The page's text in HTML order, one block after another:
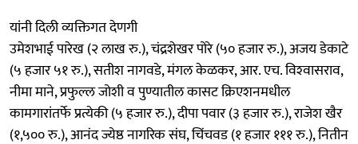
यांनी दिली व्यक्तिगत देणगी
उमेशभाई पारेख (२ लाख रु.), चंद्रशेखर पोरे (५० हजार रु.), अजय डेकाटे
(५ हजार ५१ रु.), सतीश नागवडे, मंगल केळकर, आर. एच. विश्‍वासराव,
नीमा माने, प्रफुल्ल जोशी व पुण्यातील कासट क्रिएशनमधील
कामगारांतर्फे प्रत्येकी (५ हजार रु.), दीपा पवार (३ हजार रु.), राजेश खैर
(१,५०० रु.), आनंद ज्येष्ठ नागरिक संघ, चिंचवड (१ हजार १११ रु.), नितीन